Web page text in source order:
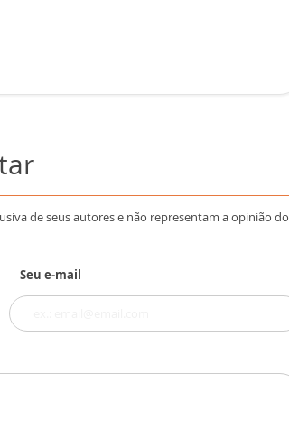
de seus autores e não representam a opinião do
Seu e-mail